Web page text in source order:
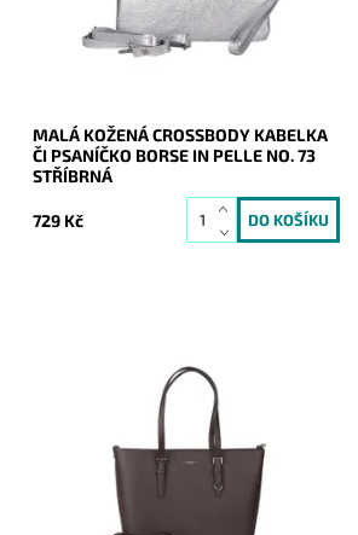
Dostupnost:
Skladem
21051
Borse in pelle
MALÁ KOŽENÁ CROSSBODY KABELKA
ČI PSANÍČKO BORSE IN PELLE NO. 73
STŘÍBRNÁ
729 Kč
Pevná velká elegantní kabelka do ruky i
na rameno značky FLORA&CO se
stříbrnými doplňky.
Dostupnost:
Momentálně
nedostupné